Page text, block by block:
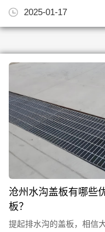
在结构上节约占地...
2025-01-17
沧州水沟盖板有哪些
板？
提起排水沟的盖板，相信